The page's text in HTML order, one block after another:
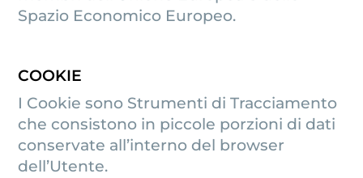
Spazio Economico Europeo.
COOKIE
I Cookie sono Strumenti di Tracciamento
che consistono in piccole porzioni di dati
conservate all’interno del browser
dell’Utente.